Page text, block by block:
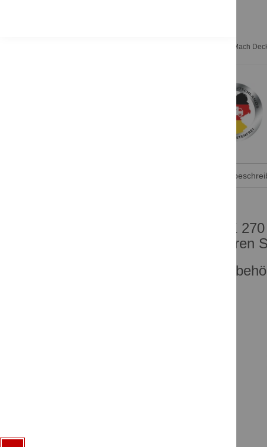
für alle Mach
TK
deren